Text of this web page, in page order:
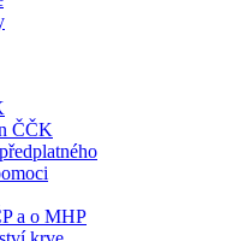
ČČK
a o MHP